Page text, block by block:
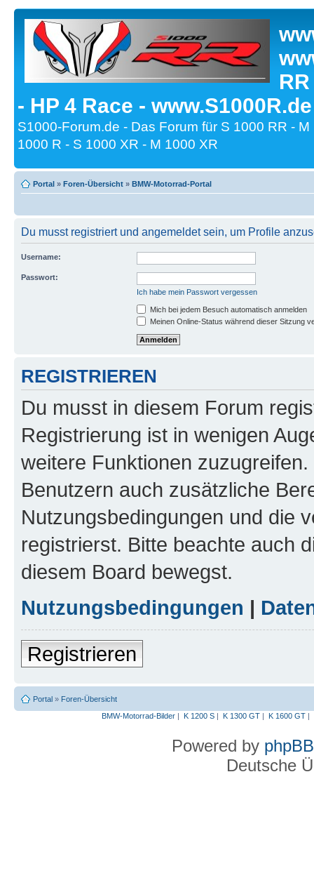
- HP 4 Race -
S1000-Forum.de - Das Forum für S 1000 RR -
1000 R - S 1000 XR - M 1000 XR
Portal » Foren-Übersicht » BMW-Motorrad-Portal
Du musst registriert und angemeldet sein, um Profile
Username:
Passwort:
Ich habe mein Passwort vergessen
Mich bei jedem Besuch automatisch anmelden
Meinen Online-Status während dieser Sitzung
REGISTRIEREN
Du musst in diesem Forum
Registrierung ist in wenigen
weitere Funktionen
Benutzern auch zusätzliche
Nutzungsbedingungen und die
registrierst. Bitte beachte auch
diesem Board bewegst.
Nutzungsbedingungen |
Registrieren
Portal » Foren-Übersicht
BMW-Motorrad-Bilder| K 1200 S| K 1300 GT| K 1600 GT|
Powered by phpBB
Deutsche